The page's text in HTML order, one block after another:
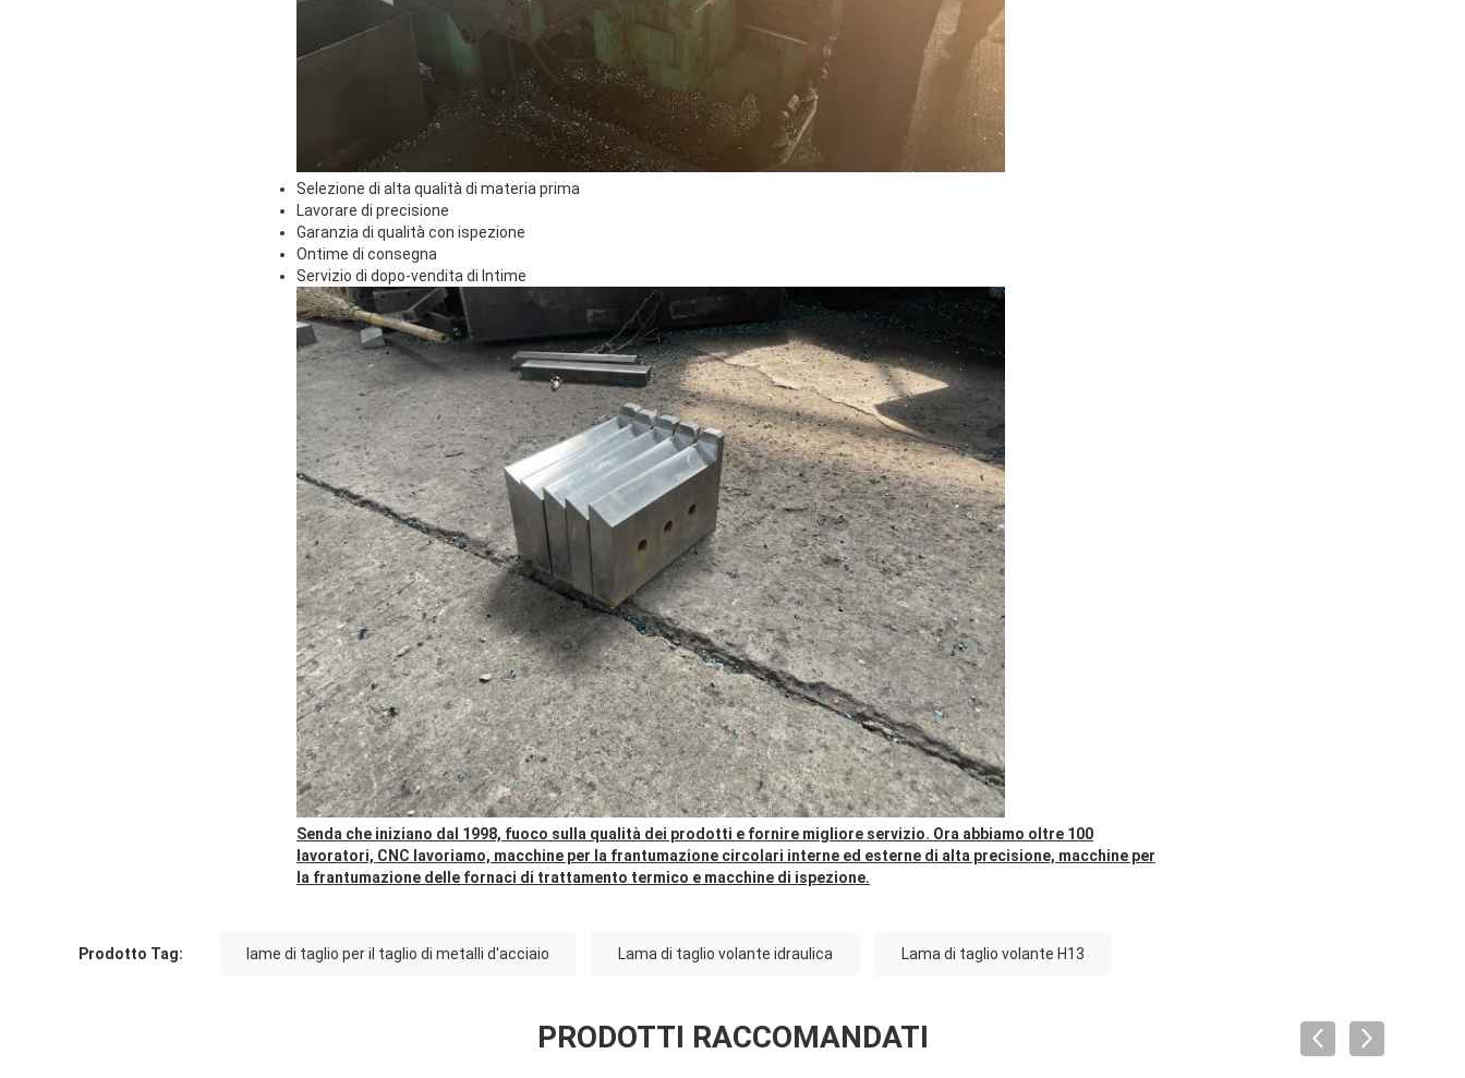
Selezione di alta qualità di materia prima
Lavorare di precisione
Garanzia di qualità con ispezione
Ontime di consegna
Servizio di dopo-vendita di Intime
Senda che iniziano dal 1998, fuoco sulla qualità dei prodotti e fornire migliore servizio. Ora abbiamo oltre 100
lavoratori, CNC lavoriamo, macchine per la frantumazione circolari interne ed esterne di alta precisione, macchine per
la frantumazione delle fornaci di trattamento termico e macchine di ispezione.
Prodotto Tag: lame di taglio per il taglio di metalli d'acciaio Lama di taglio volante idraulica Lama di taglio volante H13
PRODOTTI RACCOMANDATI